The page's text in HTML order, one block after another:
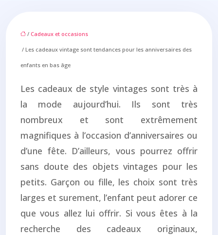
/ Cadeaux et occasions
/ Les cadeaux vintage sont tendances pour les anniversaires des
enfants en bas âge
Les cadeaux de style vintages sont très à
la mode aujourd’hui. Ils sont très
nombreux et sont extrêmement
magnifiques à l’occasion d’anniversaires ou
d’une fête. D’ailleurs, vous pourrez offrir
sans doute des objets vintages pour les
petits. Garçon ou fille, les choix sont très
larges et surement, l’enfant peut adorer ce
que vous allez lui offrir. Si vous êtes à la
recherche des cadeaux originaux,